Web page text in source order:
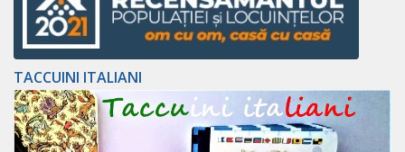
TACCUINI ITALIANI